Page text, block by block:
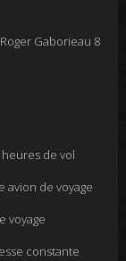
Gaborieau 8
de vol
avion de voyage
voyage
constante